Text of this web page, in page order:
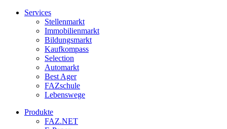
Services
Stellenmarkt
Immobilienmarkt
Bildungsmarkt
Kaufkompass
Selection
Automarkt
Best Ager
FAZschule
Lebenswege
Produkte
FAZ.NET